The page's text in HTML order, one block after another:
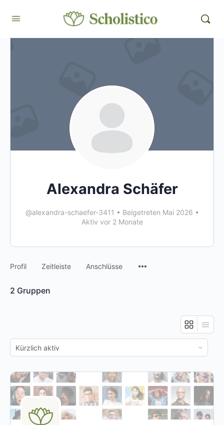
Alexandra Schäfer
@alexandra-schaefer-3411 • Beigetreten Mai 2026 •
Aktiv vor 2 Monate
Profil Zeitleiste Anschlüsse
2 Gruppen
Sortieren
nach: